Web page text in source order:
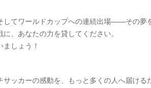
してワールドカップへの連続出場——その夢
、あなたの力を貸してください。
しょう！
ッカーの感動を、もっと多くの人へ届ける